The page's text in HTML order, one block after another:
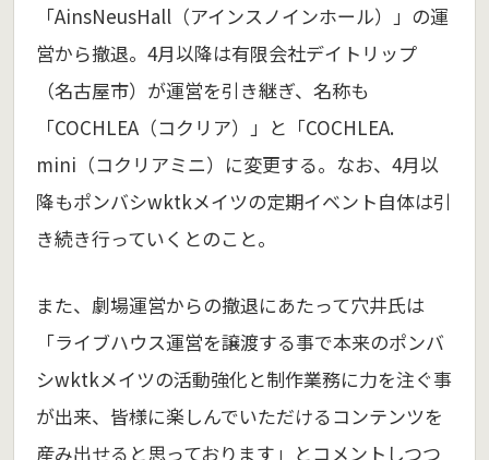
「AinsNeusHall（アインスノインホール）」の運
営から撤退。4月以降は有限会社デイトリップ
（名古屋市）が運営を引き継ぎ、名称も
「COCHLEA（コクリア）」と「COCHLEA.
mini（コクリアミニ）に変更する。なお、4月以
降もポンバシwktkメイツの定期イベント自体は引
き続き行っていくとのこと。
また、劇場運営からの撤退にあたって穴井氏は
「ライブハウス運営を譲渡する事で本来のポンバ
シwktkメイツの活動強化と制作業務に力を注ぐ事
が出来、皆様に楽しんでいただけるコンテンツを
産み出せると思っております」とコメントしつつ